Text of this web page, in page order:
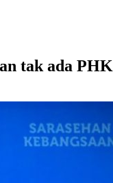
tak ada PHK